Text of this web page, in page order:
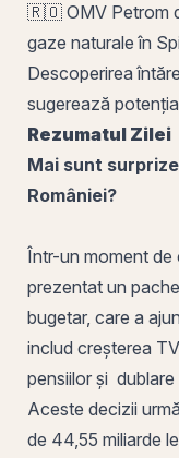
🇷🇴 OMV Petrom
gaze naturale în
Descoperirea
sugerează
Rezumatul Zilei
Mai sunt surprize
României?
Într-un moment de
prezentat un
bugetar, care a
includ creșterea
pensiilor și dublare
Aceste decizii
de 44,55 miliarde